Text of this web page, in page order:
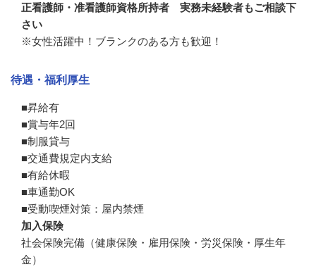
正看護師・准看護師資格所持者 実務未経験者もご相談下
さい
※女性活躍中！ブランクのある方も歓迎！
待遇・福利厚生
■昇給有
■賞与年2回
■制服貸与
■交通費規定内支給
■有給休暇
■車通勤OK
■受動喫煙対策：屋内禁煙
加入保険
社会保険完備（健康保険・雇用保険・労災保険・厚生年
金）